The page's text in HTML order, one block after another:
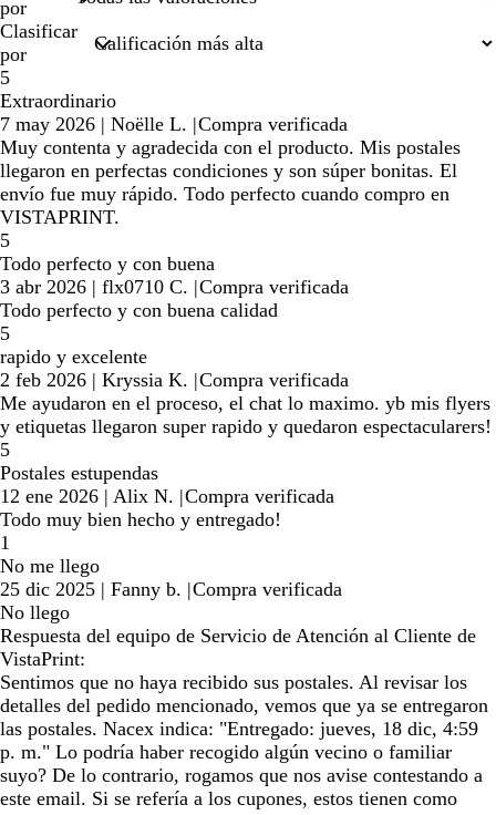
por
Clasificar
por
5
Extraordinario
7 may 2026 | Noëlle L. |Compra verificada
Muy contenta y agradecida con el producto. Mis postales
llegaron en perfectas condiciones y son súper bonitas. El
envío fue muy rápido. Todo perfecto cuando compro en
VISTAPRINT.
5
Todo perfecto y con buena
3 abr 2026 | flx0710 C. |Compra verificada
Todo perfecto y con buena calidad
5
rapido y excelente
2 feb 2026 | Kryssia K. |Compra verificada
Me ayudaron en el proceso, el chat lo maximo. yb mis flyers
y etiquetas llegaron super rapido y quedaron espectacularers!
5
Postales estupendas
12 ene 2026 | Alix N. |Compra verificada
Todo muy bien hecho y entregado!
1
No me llego
25 dic 2025 | Fanny b. |Compra verificada
No llego
Respuesta del equipo de Servicio de Atención al Cliente de
VistaPrint:
Sentimos que no haya recibido sus postales. Al revisar los
detalles del pedido mencionado, vemos que ya se entregaron
las postales. Nacex indica: "Entregado: jueves, 18 dic, 4:59
p. m." Lo podría haber recogido algún vecino o familiar
suyo? De lo contrario, rogamos que nos avise contestando a
este email. Si se refería a los cupones, estos tienen como